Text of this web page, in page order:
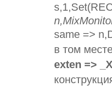
same =>
в том
exten =>